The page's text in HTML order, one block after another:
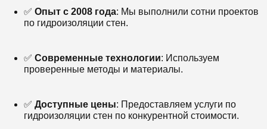
✅ Опыт с 2008 года: Мы выполнили сотни проектов
по гидроизоляции стен.
✅ Современные технологии: Используем
проверенные методы и материалы.
✅ Доступные цены: Предоставляем услуги по
гидроизоляции стен по конкурентной стоимости.